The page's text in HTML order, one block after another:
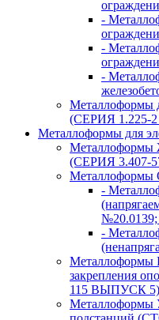
-
-
-
Металлоформы
(СЕРИЯ 1.225-2
Металлоформы для
Металлоформы
(СЕРИЯ 3.407-
Металлоформы
-
-
Металлоформы
закрепления
115 ВЫПУСК 5)
Металлоформы